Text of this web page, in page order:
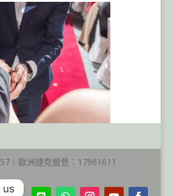
｜歐洲捷克營登：17961611
us